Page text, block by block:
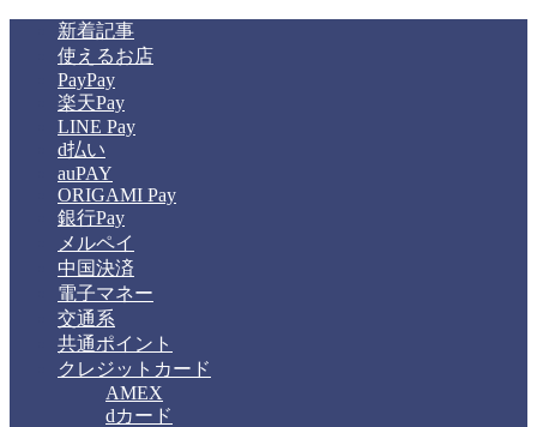
新着記事
使えるお店
PayPay
楽天Pay
LINE Pay
d払い
auPAY
ORIGAMI Pay
銀行Pay
メルペイ
中国決済
電子マネー
交通系
共通ポイント
クレジットカード
AMEX
dカード